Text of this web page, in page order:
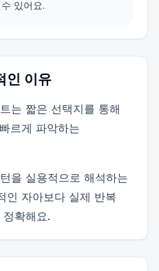
있어요.
인 이유
는 짧은 선택지를 통해
르게 파악하는
을 실용적으로 해석하는
인 자아보다 실제 반복
확해요.